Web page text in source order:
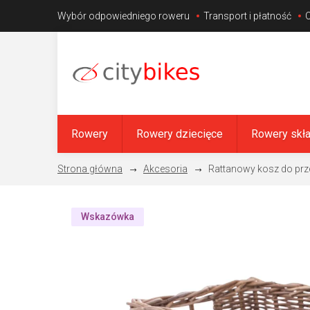
treści
Wybór odpowiedniego roweru Transport i płatność
Rowery Rowery dziecięce Rowery
Akcesoria Rattanowy kosz do
Wskazówka